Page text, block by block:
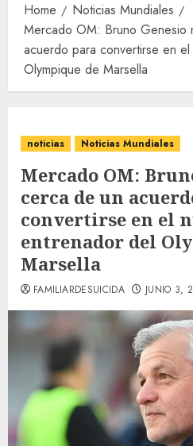
Home
Noticias Mundiales
Mercado OM: Bruno Genesio
acuerdo para convertirse en
Olympique de Marsella
noticias Noticias Mundiales
Mercado OM:
cerca de un
convertirse en el
entrenador del
Marsella
FAMILIARDESUICIDA JUNIO 3,